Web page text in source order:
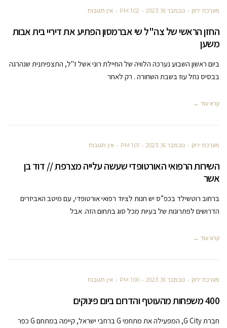
מערכת ירוק נובמבר 16, 2023 1:02 PM אין תגובות
החזן הראשי של צה"ל שי אברמסון הפתיע את דיריי בית אבות
משען
ביום ראשון השבוע נערכה הלוויה של החיילת רוני אשל ז"ל, התצפיתנית שנהרגה
בבסיס נחל עוז בשבת השחורה . רק לאחר
קרא עוד ←
מערכת ירוק נובמבר 16, 2023 1:01 PM אין תגובות
השירות הרפואי האורטופדי שעשה עלייה מצרפת // דוד בן
אשר
ברחוב רוטשילד בכפ”ס יש חנות לציוד רפואי אורטופדי, עם מיטב האביזרים
הדרושים לפתרונות של בעיות מכל סוג בתחום הזה. אבל
קרא עוד ←
מערכת ירוק נובמבר 16, 2023 1:00 PM אין תגובות
400 משפחות מהעוטף והדרום ביום פינוקים
חברת G City, המפעילה את מתחמי G ברחבי ישראל, קיימה במתחם G כפר